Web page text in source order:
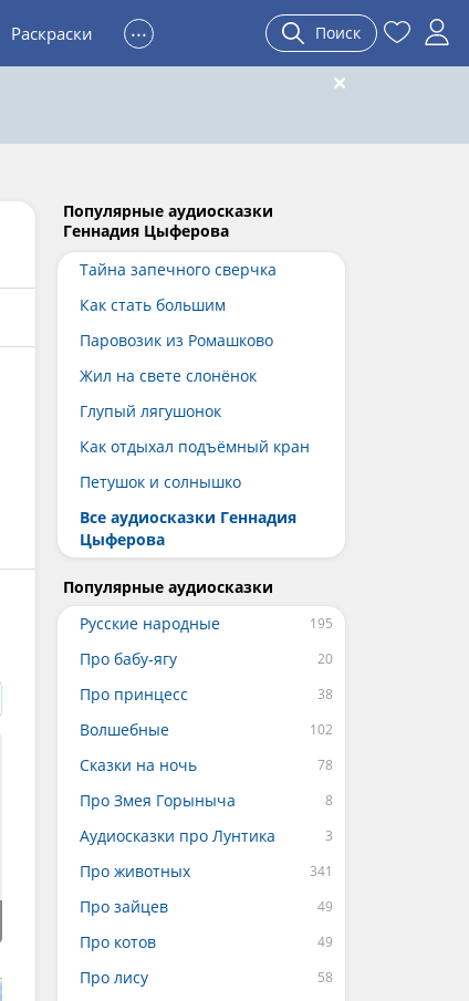
Раскраски ... Поиск
Популярные аудиосказки
Геннадия Цыферова
Тайна запечного сверчка
Как стать большим
Паровозик из Ромашково
Жил на свете слонёнок
Глупый лягушонок
Как отдыхал подъёмный кран
Петушок и солнышко
Все аудиосказки Геннадия
Цыферова
Популярные аудиосказки
Русские народные
Про бабу-ягу
Про принцесс
Волшебные
Сказки на ночь
Про Змея Горыныча
Аудиосказки про Лунтика
Про животных
Про зайцев
Про котов
Про лису